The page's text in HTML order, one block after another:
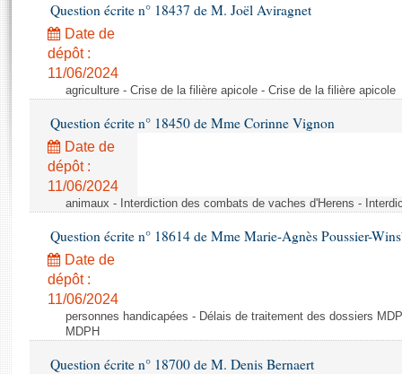
Projets de loi
Propositions de loi
Amendements
Textes adoptés
Rapports d'information
Rapports d'enquête
Rapports législatifs
Dossiers législatifs
Budget et sécurité sociale
Questions écrites et orales
Comptes rendus des débats
Histoire
Juniors
Anciennes législatures
Liens vers les sites publics
Contacts et plan d'accès
Photos libres de droit
Question écrite n° 18437 de M. Joël Aviragnet
Date de
dépôt :
11/06/2024
agriculture - Crise de la filière apicole - Crise de la filière apicole
Question écrite n° 18450 de Mme Corinne Vignon
Date de
dépôt :
11/06/2024
animaux - Interdiction des combats de vaches d'Herens -
Question écrite n° 18614 de Mme Marie-Agnès Poussier-
Date de
dépôt :
11/06/2024
personnes handicapées - Délais de traitement des dossiers
MDPH
Question écrite n° 18700 de M. Denis Bernaert